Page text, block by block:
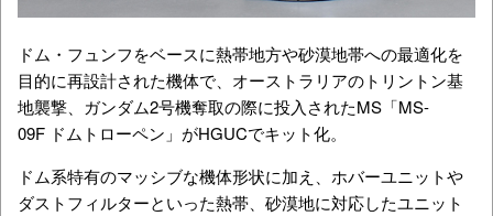
ドム・フュンフをベースに熱帯地方や砂漠地帯への最適化を
目的に再設計された機体で、オーストラリアのトリントン基
地襲撃、ガンダム2号機奪取の際に投入されたMS「MS-
09F ドムトローペン」がHGUCでキット化。
ドム系特有のマッシブな機体形状に加え、ホバーユニットや
ダストフィルターといった熱帯、砂漠地に対応したユニット